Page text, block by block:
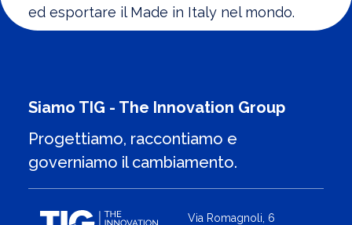
ed esportare il Made in Italy nel mondo.
Siamo TIG - The Innovation Group
Progettiamo, raccontiamo e
governiamo il cambiamento.
Via Romagnoli, 6